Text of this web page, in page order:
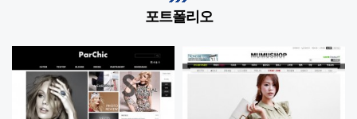
포트폴리오